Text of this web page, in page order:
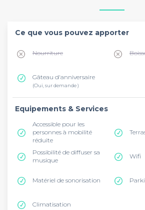
Ce que vous pouvez apporter
Nourriture
Gâteau d'anniversaire
(Oui, sur demande )
Equipements & Services
Accessible pour les
personnes à mobilité
réduite
Possibilité de diffuser sa
musique
Wifi
Matériel de sonorisation
Climatisation